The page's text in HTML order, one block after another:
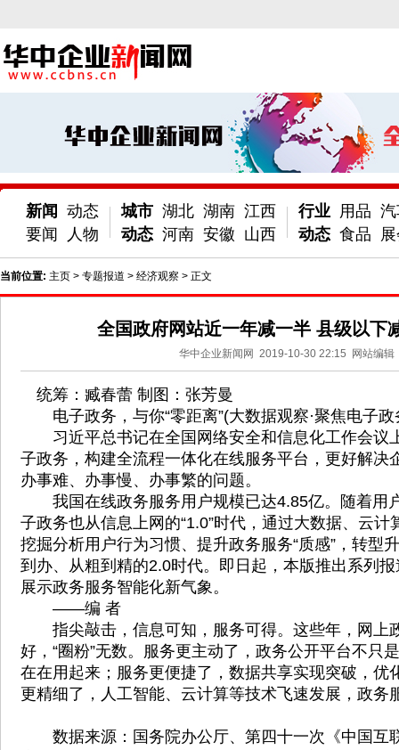
新闻
要闻
动态
人物
城市
动态
湖北 湖南 江西
河南 安徽 山西
行业
动态
用品
食品
当前位置: 主页 > 专题报道 > 经济观察 > 正文
全国政府网站近一年减一半 县级以下
华中企业新闻网 2019-10-30 22:15 网站编辑
统筹：臧春蕾 制图：张芳曼
电子政务，与你“零距离”(大数据观察·聚焦电子政
习近平总书记在全国网络安全和信息化工作会议
子政务，构建全流程一体化在线服务平台，更好解决
办事难、办事慢、办事繁的问题。
我国在线政务服务用户规模已达4.85亿。随着用
子政务也从信息上网的“1.0”时代，通过大数据、云计
挖掘分析用户行为习惯、提升政务服务“质感”，转型
到办、从粗到精的2.0时代。即日起，本版推出系列
展示政务服务智能化新气象。
——编 者
指尖敲击，信息可知，服务可得。这些年，网上
好，“圈粉”无数。服务更主动了，政务公开平台不只
在在用起来；服务更便捷了，数据共享实现突破，优
更精细了，人工智能、云计算等技术飞速发展，政务
数据来源：国务院办公厅、第四十一次《中国互